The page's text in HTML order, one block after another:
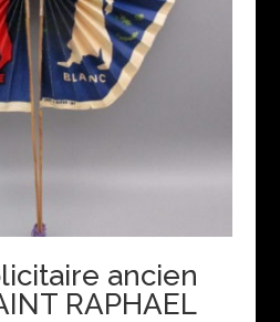
ancien
RAPHAEL